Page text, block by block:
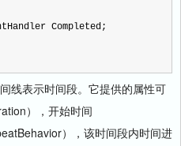
Completed;
表示时间段。它提供的属性可
），开始时间
），该时间段内时间进